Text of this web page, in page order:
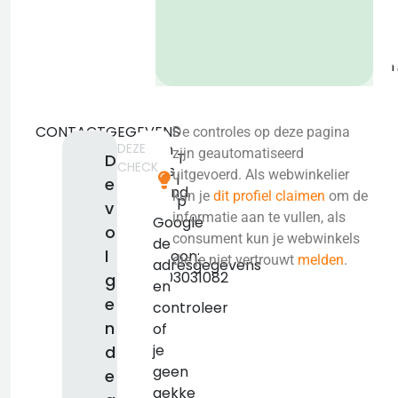
CONTACTGEGEVENS
D
e
v
o
l
g
e
n
d
e
Geen
adres
bekend.
KVK:
false
Telefoon:
+31203031082
T
i
p
Google
de
adresgegevens
en
controleer
of
je
geen
gekke
DEZE
CHECK
De controles op deze pagina
zijn geautomatiseerd
uitgevoerd. Als webwinkelier
kun je dit profiel claimen om de
informatie aan te vullen, als
consument kun je webwinkels
die je niet vertrouwt melden.